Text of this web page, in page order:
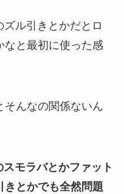
ル引きとかだとロ
なと最初に使った感
そんなの関係ないん
モラバとかファット
きとかでも全然問題